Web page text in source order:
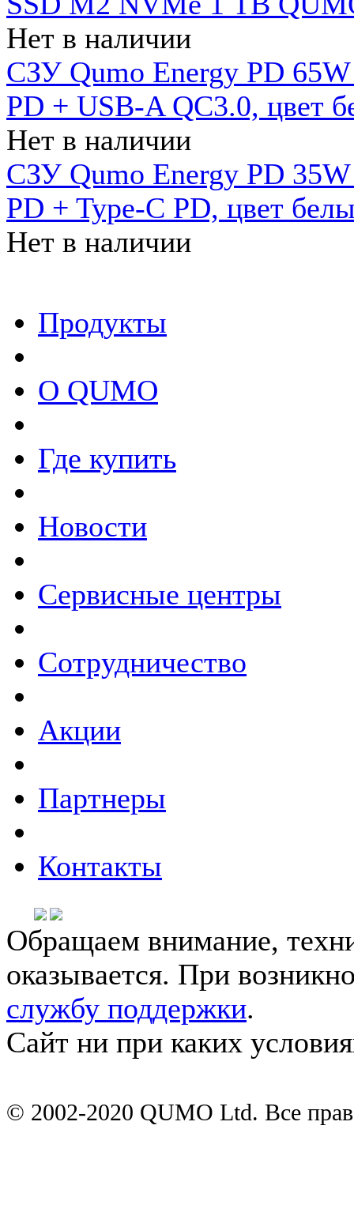
Нет в наличии
СЗУ Qumo Energy PD
PD + USB-A QC3.0, цвет
Нет в наличии
СЗУ Qumo Energy PD
PD + Type-C PD, цвет
Нет в наличии
Продукты
О QUMO
Где купить
Новости
Сервисные центры
Сотрудничество
Акции
Партнеры
Контакты
Обращаем внимание,
оказывается. При
службу поддержки.
Сайт ни при каких
© 2002-2020 QUMO Ltd. Все